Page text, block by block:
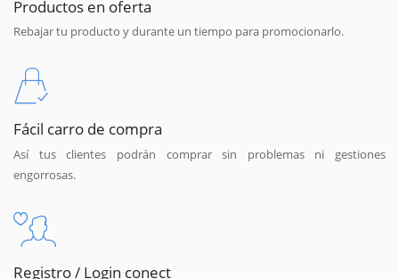
Productos en oferta
Rebajar tu producto y durante un tiempo para promocionarlo.
Fácil carro de compra
Así tus clientes podrán comprar sin problemas ni gestiones
engorrosas.
Registro / Login conect